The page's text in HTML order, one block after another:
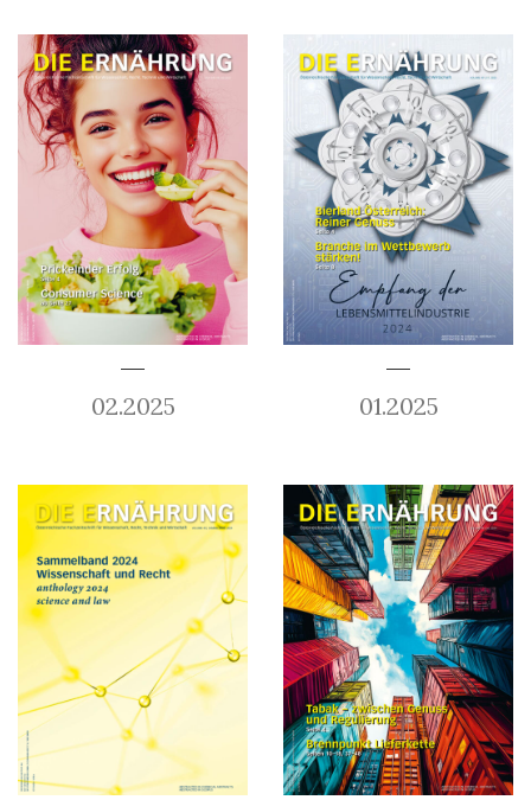
02.2025 01.2025